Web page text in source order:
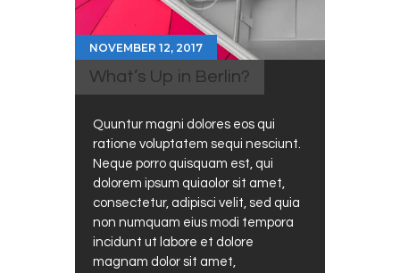
NOVEMBER 12, 2017
What’s Up in Berlin?
Quuntur magni dolores eos qui
ratione voluptatem sequi nesciunt.
Neque porro quisquam est, qui
dolorem ipsum quiaolor sit amet,
consectetur, adipisci velit, sed quia
non numquam eius modi tempora
incidunt ut labore et dolore
magnam dolor sit amet,